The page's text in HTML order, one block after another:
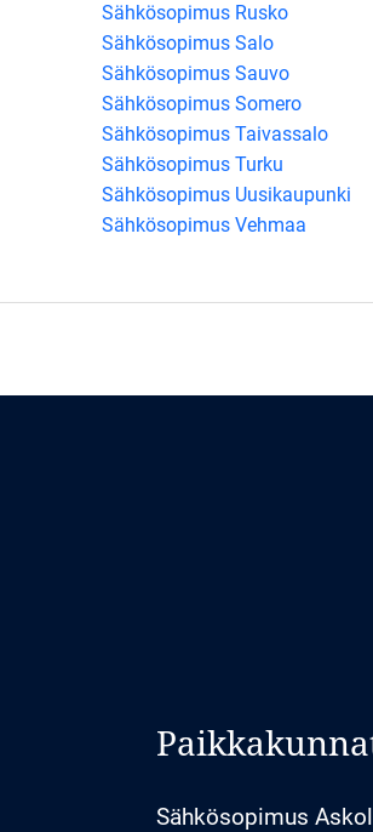
Sähkösopimus Rusko
Sähkösopimus Salo
Sähkösopimus Sauvo
Sähkösopimus Somero
Sähkösopimus Taivassalo
Sähkösopimus Turku
Sähkösopimus Uusikaupunki
Sähkösopimus Vehmaa
Sähkösopimus